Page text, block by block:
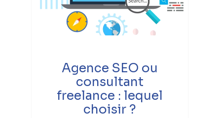
Agence SEO ou
consultant
freelance : lequel
choisir ?